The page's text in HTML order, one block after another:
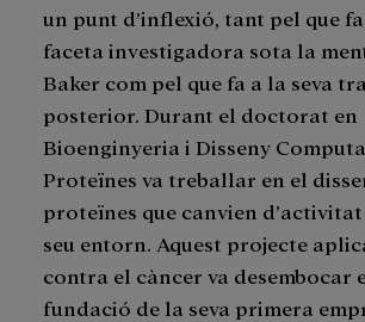
un punt d’inflexió, tant pel que fa
faceta investigadora sota la
Baker com pel que fa a la seva
posterior. Durant el doctorat en
Bioenginyeria i Disseny
Proteïnes va treballar en el
proteïnes que canvien d’activitat
seu entorn. Aquest projecte
contra el càncer va desembocar
fundació de la seva primera